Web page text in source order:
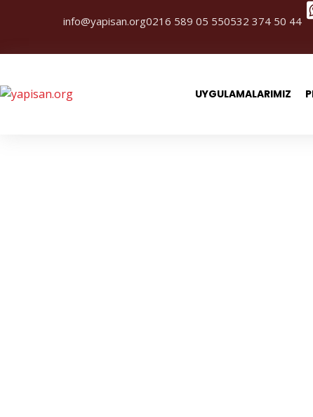
info@yapisan.org0216 589 05 550532 374 50 44
UYGULAMALARIMIZ